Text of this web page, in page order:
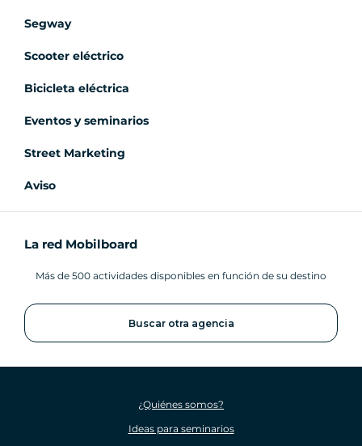
Segway
Scooter eléctrico
Bicicleta eléctrica
Eventos y seminarios
Street Marketing
Aviso
La red Mobilboard
Más de 500 actividades disponibles en función de su destino
Buscar otra agencia
¿Quiénes somos?
Ideas para seminarios